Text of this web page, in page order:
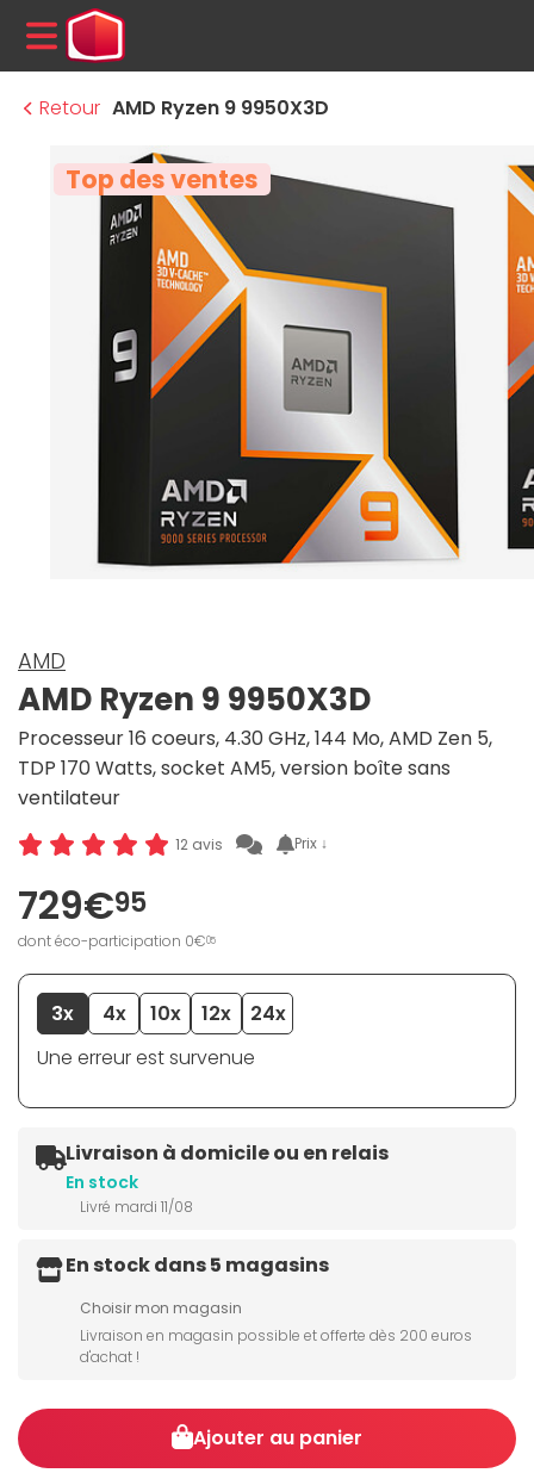
MENU
Retour AMD Ryzen 9 9950X3D
Top des ventes
AMD
AMD Ryzen 9 9950X3D
Processeur 16 coeurs, 4.30 GHz, 144 Mo, AMD Zen 5,
TDP 170 Watts, socket AM5, version boîte sans
ventilateur
12 avis Prix ↓
729€95
dont éco-participation 0€05
3x 4x 10x 12x
24x
Une erreur est survenue
Livraison à domicile ou en relais
En stock
Livré mardi 11/08
En stock dans 5 magasins
Choisir mon magasin
Livraison en magasin possible et offerte dès 200 euros
d'achat !
Ajouter au panier